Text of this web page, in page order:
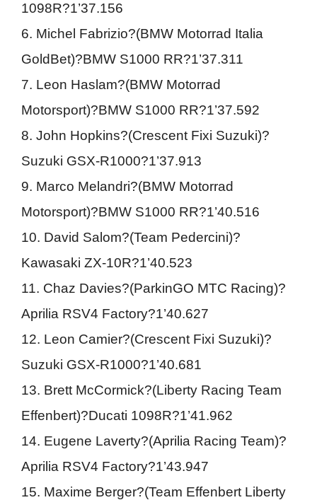
1098R?1’37.156
6. Michel Fabrizio?(BMW Motorrad Italia
GoldBet)?BMW S1000 RR?1’37.311
7. Leon Haslam?(BMW Motorrad
Motorsport)?BMW S1000 RR?1’37.592
8. John Hopkins?(Crescent Fixi Suzuki)?
Suzuki GSX-R1000?1’37.913
9. Marco Melandri?(BMW Motorrad
Motorsport)?BMW S1000 RR?1’40.516
10. David Salom?(Team Pedercini)?
Kawasaki ZX-10R?1’40.523
11. Chaz Davies?(ParkinGO MTC Racing)?
Aprilia RSV4 Factory?1’40.627
12. Leon Camier?(Crescent Fixi Suzuki)?
Suzuki GSX-R1000?1’40.681
13. Brett McCormick?(Liberty Racing Team
Effenbert)?Ducati 1098R?1’41.962
14. Eugene Laverty?(Aprilia Racing Team)?
Aprilia RSV4 Factory?1’43.947
15. Maxime Berger?(Team Effenbert Liberty